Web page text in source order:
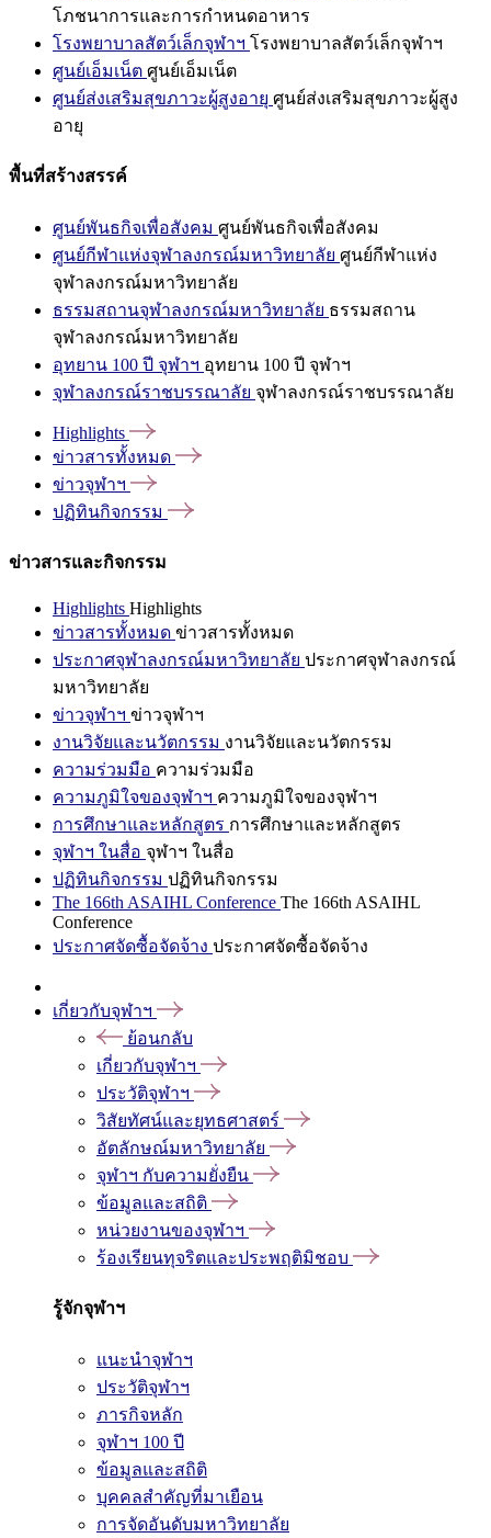
โภชนาการและการกำหนดอาหาร
โรงพยาบาลสัตว์เล็กจุฬาฯ โรงพยาบาลสัตว์เล็กจุฬาฯ
ศูนย์เอ็มเน็ต ศูนย์เอ็มเน็ต
ศูนย์ส่งเสริมสุขภาวะผู้สูงอายุ ศูนย์ส่งเสริมสุขภาวะผู้สูง
อายุ
พื้นที่สร้างสรรค์
ศูนย์พันธกิจเพื่อสังคม ศูนย์พันธกิจเพื่อสังคม
ศูนย์กีฬาแห่งจุฬาลงกรณ์มหาวิทยาลัย ศูนย์กีฬาแห่ง
จุฬาลงกรณ์มหาวิทยาลัย
ธรรมสถานจุฬาลงกรณ์มหาวิทยาลัย ธรรมสถาน
จุฬาลงกรณ์มหาวิทยาลัย
อุทยาน 100 ปี จุฬาฯ อุทยาน 100 ปี จุฬาฯ
จุฬาลงกรณ์ราชบรรณาลัย จุฬาลงกรณ์ราชบรรณาลัย
Highlights
ข่าวสารทั้งหมด
ข่าวจุฬาฯ
ปฏิทินกิจกรรม
ข่าวสารและกิจกรรม
Highlights Highlights
ข่าวสารทั้งหมด ข่าวสารทั้งหมด
ประกาศจุฬาลงกรณ์มหาวิทยาลัย ประกาศจุฬาลงกรณ์
มหาวิทยาลัย
ข่าวจุฬาฯ ข่าวจุฬาฯ
งานวิจัยและนวัตกรรม งานวิจัยและนวัตกรรม
ความร่วมมือ ความร่วมมือ
ความภูมิใจของจุฬาฯ ความภูมิใจของจุฬาฯ
การศึกษาและหลักสูตร การศึกษาและหลักสูตร
จุฬาฯ ในสื่อ จุฬาฯ ในสื่อ
ปฏิทินกิจกรรม ปฏิทินกิจกรรม
The 166th ASAIHL Conference The 166th ASAIHL
Conference
ประกาศจัดซื้อจัดจ้าง ประกาศจัดซื้อจัดจ้าง
เกี่ยวกับจุฬาฯ
ย้อนกลับ
เกี่ยวกับจุฬาฯ
ประวัติจุฬาฯ
วิสัยทัศน์และยุทธศาสตร์
อัตลักษณ์มหาวิทยาลัย
จุฬาฯ กับความยั่งยืน
ข้อมูลและสถิติ
หน่วยงานของจุฬาฯ
ร้องเรียนทุจริตและประพฤติมิชอบ
รู้จักจุฬาฯ
แนะนำจุฬาฯ
ประวัติจุฬาฯ
ภารกิจหลัก
จุฬาฯ 100 ปี
ข้อมูลและสถิติ
บุคคลสำคัญที่มาเยือน
การจัดอันดับมหาวิทยาลัย